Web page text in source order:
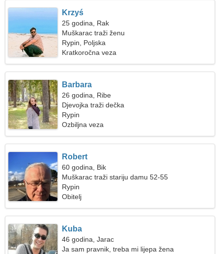
Krzyś
25 godina, Rak
Muškarac traži ženu
Rypin, Poljska
Kratkoročna veza
Barbara
26 godina, Ribe
Djevojka traži dečka
Rypin
Ozbiljna veza
Robert
60 godina, Bik
Muškarac traži stariju damu 52-55
Rypin
Obitelj
Kuba
46 godina, Jarac
Ja sam pravnik, treba mi lijepa žena